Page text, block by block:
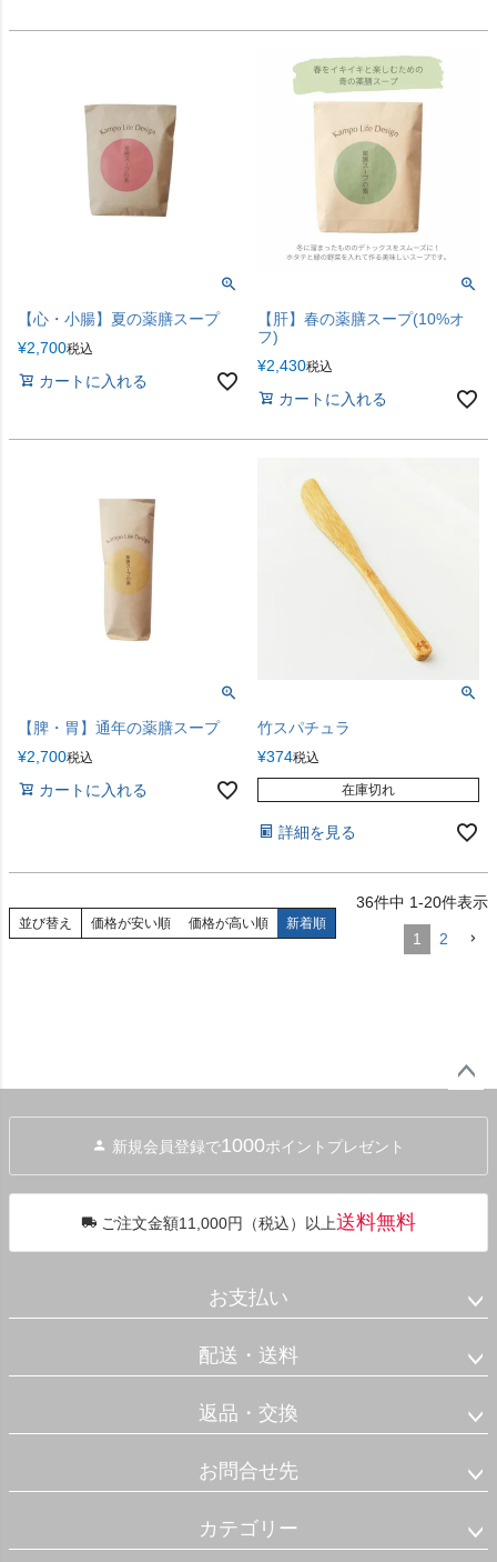
【心・小腸】夏の薬膳スープ
¥2,700税込
カートに入れる
【肝】春の薬膳スープ(10%オ
フ)
¥2,430税込
カートに入れる
【脾・胃】通年の薬膳スープ
¥2,700税込
カートに入れる
竹スパチュラ
¥374税込
在庫切れ
詳細を見る
並び替え 価格が安い順 価格が高い順 新着順
36件中 1-20件表示
1 2
へ
新規会員登録で1000ポイントプレゼント
ご注文金額11,000円（税込）以上送料無料
お支払い
配送・送料
返品・交換
お問合せ先
カテゴリー